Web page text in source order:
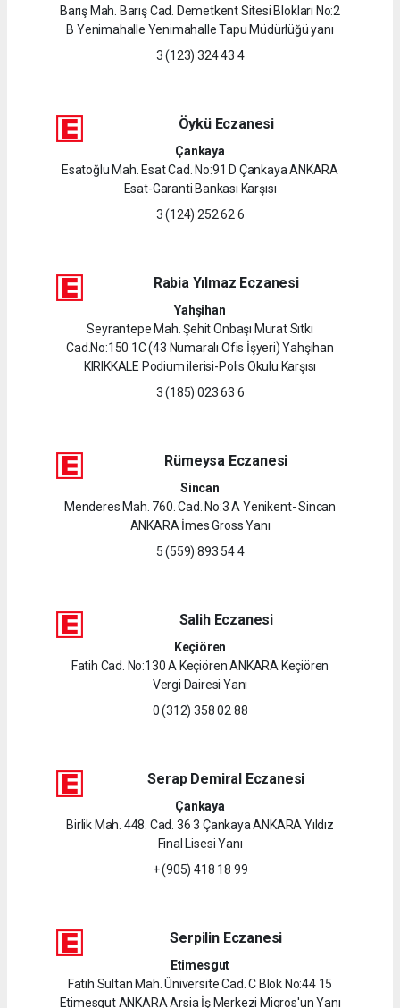
Barış Mah. Barış Cad. Demetkent Sitesi Blokları No:2
B Yenimahalle Yenimahalle Tapu Müdürlüğü yanı
3 (123) 324 43 4
Öykü Eczanesi
Çankaya
Esatoğlu Mah. Esat Cad. No:91 D Çankaya ANKARA
Esat-Garanti Bankası Karşısı
3 (124) 252 62 6
Rabia Yılmaz Eczanesi
Yahşihan
Seyrantepe Mah. Şehit Onbaşı Murat Sıtkı
Cad.No:150 1C (43 Numaralı Ofis İşyeri) Yahşihan
KIRIKKALE Podium ilerisi-Polis Okulu Karşısı
3 (185) 023 63 6
Rümeysa Eczanesi
Sincan
Menderes Mah. 760. Cad. No:3 A Yenikent- Sincan
ANKARA İmes Gross Yanı
5 (559) 893 54 4
Salih Eczanesi
Keçiören
Fatih Cad. No:130 A Keçiören ANKARA Keçiören
Vergi Dairesi Yanı
0 (312) 358 02 88
Serap Demiral Eczanesi
Çankaya
Birlik Mah. 448. Cad. 36 3 Çankaya ANKARA Yıldız
Final Lisesi Yanı
+ (905) 418 18 99
Serpilin Eczanesi
Etimesgut
Fatih Sultan Mah. Üniversite Cad. C Blok No:44 15
Etimesgut ANKARA Arsia İş Merkezi Migros'un Yanı